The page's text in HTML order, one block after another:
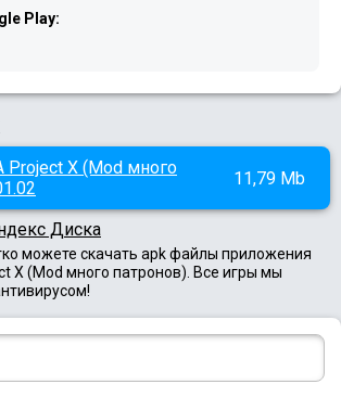
Play:
Project X (Mod много
11,79 Mb
Диска
можете скачать apk файлы приложения
X (Mod много патронов). Все игры мы